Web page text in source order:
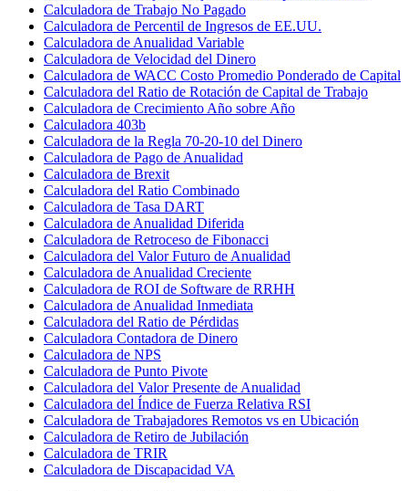
Calculadora de Trabajo No Pagado
Calculadora de Percentil de Ingresos de EE.UU.
Calculadora de Anualidad Variable
Calculadora de Velocidad del Dinero
Calculadora de WACC Costo Promedio Ponderado de Capital
Calculadora del Ratio de Rotación de Capital de Trabajo
Calculadora de Crecimiento Año sobre Año
Calculadora 403b
Calculadora de la Regla 70-20-10 del Dinero
Calculadora de Pago de Anualidad
Calculadora de Brexit
Calculadora del Ratio Combinado
Calculadora de Tasa DART
Calculadora de Anualidad Diferida
Calculadora de Retroceso de Fibonacci
Calculadora del Valor Futuro de Anualidad
Calculadora de Anualidad Creciente
Calculadora de ROI de Software de RRHH
Calculadora de Anualidad Inmediata
Calculadora del Ratio de Pérdidas
Calculadora Contadora de Dinero
Calculadora de NPS
Calculadora de Punto Pivote
Calculadora del Valor Presente de Anualidad
Calculadora del Índice de Fuerza Relativa RSI
Calculadora de Trabajadores Remotos vs en Ubicación
Calculadora de Retiro de Jubilación
Calculadora de TRIR
Calculadora de Discapacidad VA